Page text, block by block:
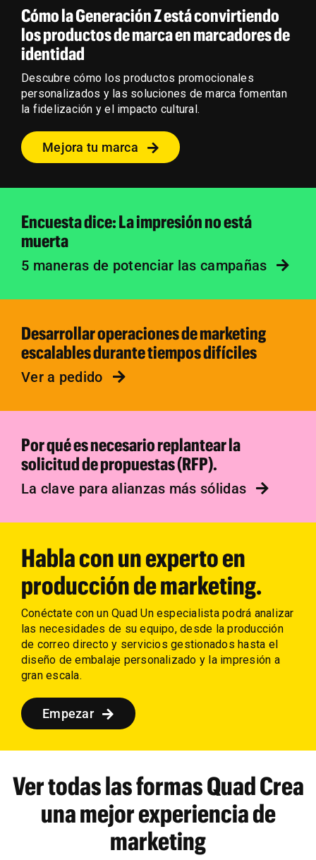
Cómo la Generación Z está convirtiendo
los productos de marca en marcadores de
identidad
Descubre cómo los productos promocionales
personalizados y las soluciones de marca fomentan
la fidelización y el impacto cultural.
Mejora tu marca
Encuesta dice: La impresión no está
muerta
5 maneras de potenciar las campañas
Desarrollar operaciones de marketing
escalables durante tiempos difíciles
Ver a pedido
Por qué es necesario replantear la
solicitud de propuestas (RFP).
La clave para alianzas más sólidas
Habla con un experto en
producción de marketing.
Conéctate con un Quad Un especialista podrá analizar
las necesidades de su equipo, desde la producción
de correo directo y servicios gestionados hasta el
diseño de embalaje personalizado y la impresión a
gran escala.
Empezar
Ver todas las formas Quad Crea
una mejor experiencia de
marketing